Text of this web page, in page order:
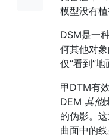
模型没有植
DSM是一
何其他对
仅“看到”
甲DTM有
DEM 其他
的伪影。
曲面中的